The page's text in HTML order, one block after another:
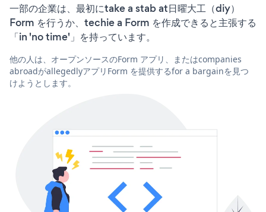
一部の企業は、最初にtake a stab at日曜大工（diy）
Form を行うか、techie a Form を作成できると主張する
「in 'no time'」を持っています。
他の人は、オープンソースのForm アプリ、またはcompanies
abroadがallegedlyアプリForm を提供するfor a bargainを見つ
けようとします。